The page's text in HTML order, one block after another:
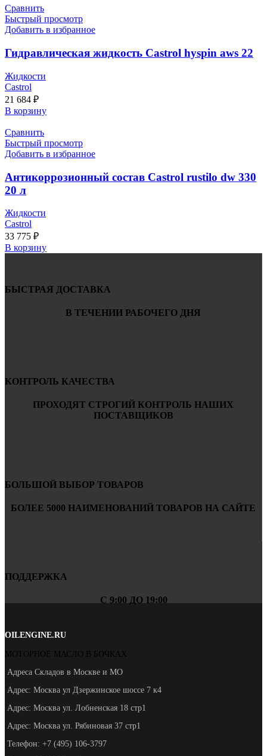
Сравнить
Быстрый просмотр
Добавить в избранное
Гидравлическая жидкость Castrol hyspin aws 22
Жидкости
Castrol
21 684 ₽
В корзину
Сравнить
Быстрый просмотр
Добавить в избранное
Антикоррозионный состав Castrol rustilo dw 330
20 л
Жидкости
Castrol
33 775 ₽
В корзину
БЫСТРАЯ ДОСТАВКА
В ТЕЧЕНИИ РАБОЧЕГО ДНЯ
КОНТРОЛЬ КАЧЕСТВА
ПРОХОДЯТ СТРОГИЙ КОНТРОЛЬ НАШИХ
ПОСТАВЩИКОВ
БОЛЬШОЙ ВЫБОР ТОВАРОВ
БОЛЕЕ 5000 НАИМЕНОВАНИЙ ТОВАРОВ НА САЙТЕ
ПОДДЕРЖКА
С 9:00 ДО 19:00
OILENGINE.RU
МОТОРНОЕ МАСЛО В БОЧКАХ
Адреса Складов в Москве и МО
Адрес: Москва ул Дзержинское шоссе 7 к4
Адрес: Москва ул. Лобненская 18 стр1
Адрес: Москва ул. Рябиновая 37 стр1
Телефон: +7 (495) 106-3797